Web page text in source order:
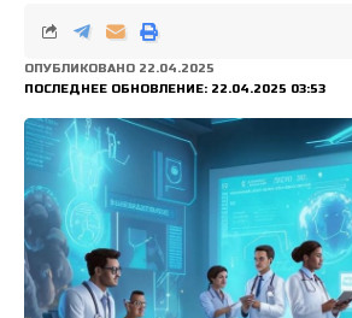
ПОСЛЕДНЕЕ ОБНОВЛЕНИЕ: 22.04.2025 03:53
ОПУБЛИКОВАНО 22.04.2025